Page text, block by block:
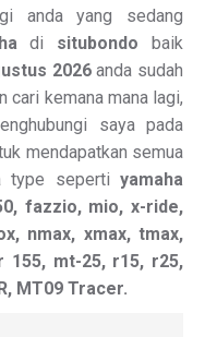
anda yang sedang
di situbondo baik
2026anda sudah
cari kemana mana lagi,
saya pada
mendapatkan semua
type seperti yamaha
fazzio, mio, x-ride,
nmax, xmax, tmax,
155, mt-25, r15, r25,
MT09 Tracer.